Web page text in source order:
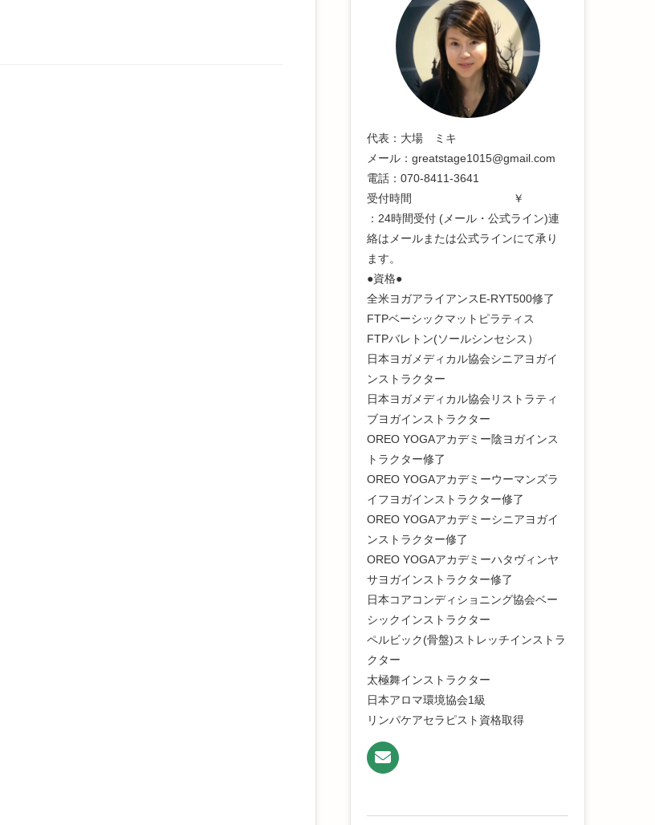
代表：大場 ミキ
メール：greatstage1015@gmail.com
電話：070-8411-3641
受付時間 ￥
：24時間受付 (メール・公式ライン)連
絡はメールまたは公式ラインにて承り
ます。
●資格●
全米ヨガアライアンスE-RYT500修了
FTPベーシックマットピラティス
FTPバレトン(ソールシンセシス）
日本ヨガメディカル協会シニアヨガイ
ンストラクター
日本ヨガメディカル協会リストラティ
ブヨガインストラクター
OREO YOGAアカデミー陰ヨガインス
トラクター修了
OREO YOGAアカデミーウーマンズラ
イフヨガインストラクター修了
OREO YOGAアカデミーシニアヨガイ
ンストラクター修了
OREO YOGAアカデミーハタヴィンヤ
サヨガインストラクター修了
日本コアコンディショニング協会ベー
シックインストラクター
ペルビック(骨盤)ストレッチインストラ
クター
太極舞インストラクター
日本アロマ環境協会1級
リンパケアセラピスト資格取得